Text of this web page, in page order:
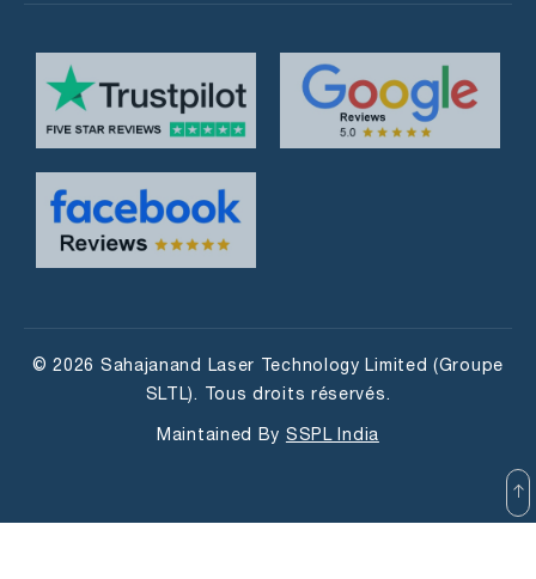
© 2026 Sahajanand Laser Technology Limited (Groupe
SLTL). Tous droits réservés.
Maintained By SSPL India